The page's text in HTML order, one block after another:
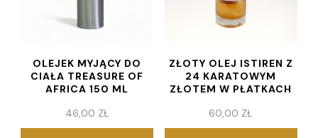
OLEJEK MYJĄCY DO
CIAŁA TREASURE OF
AFRICA 150 ML
46,00 ZŁ
ZŁOTY OLEJ ISTIREN Z
24 KARATOWYM
ZŁOTEM W PŁATKACH
60,00 ZŁ